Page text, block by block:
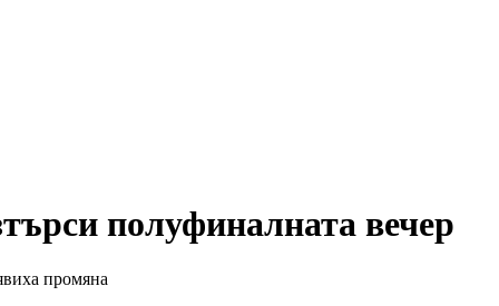
полуфиналната вечер
промяна